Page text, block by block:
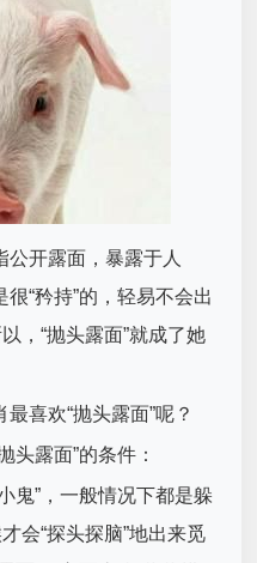
开露面，暴露于人
“矜持”的，轻易不会出
，“抛头露面”就成了她
喜欢“抛头露面”呢？
头露面”的条件：
鬼”，一般情况下都是躲
会“探头探脑”地出来觅